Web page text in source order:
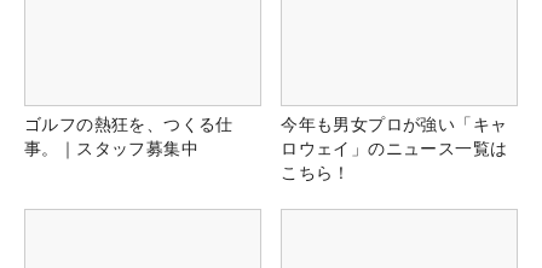
ゴルフの熱狂を、つくる仕
事。｜スタッフ募集中
今年も男女プロが強い「キャ
ロウェイ」のニュース一覧は
こちら！